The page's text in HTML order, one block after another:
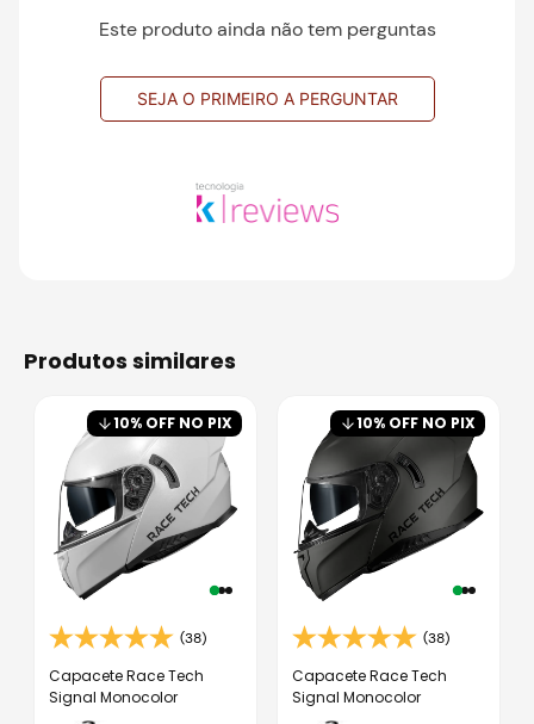
Este produto ainda não tem perguntas
SEJA O PRIMEIRO A PERGUNTAR
produtos similares
10% OFF NO PIX
(38)
Capacete Race Tech
Signal Monocolor
10% OFF NO PIX
(38)
Capacete Race Tech
Signal Monocolor